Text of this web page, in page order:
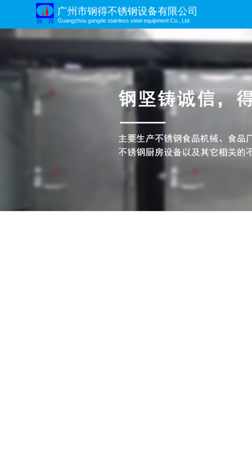
广州市钢得不锈钢设备有限公司
Guangzhou gangde stainless steel equipment Co., Ltd
以始终如一的**品质，助力客户实现**价值！